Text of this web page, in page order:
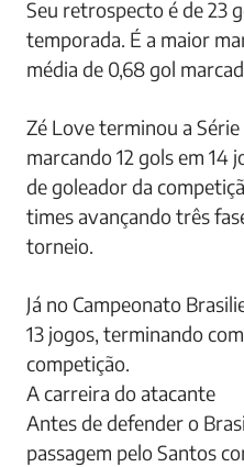
Seu retrospecto é de 23
temporada. É a maior
média de 0,68 gol
Zé Love terminou a
marcando 12 gols em 14
de goleador da
times avançando três
torneio.
Já no Campeonato
13 jogos, terminando
competição.
A carreira do atacante
Antes de defender o
passagem pelo Santos